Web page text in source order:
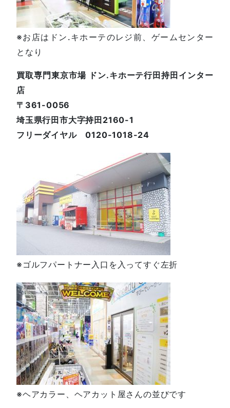
※お店はドン.キホーテのレジ前、ゲームセンター
となり
買取専門東京市場 ドン.キホーテ行田持田インター
店
〒361-0056
埼玉県行田市大字持田2160-1
フリーダイヤル 0120-1018-24
※ゴルフパートナー入口を入ってすぐ左折
※ヘアカラー、ヘアカット屋さんの並びです